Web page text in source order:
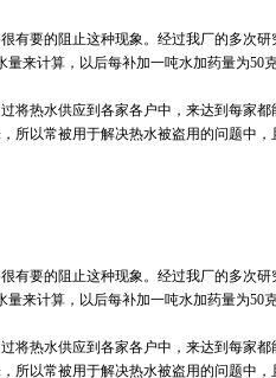
有要的阻止这种现象。经过我厂的多次
来计算，以后每补加一吨水加药量为50
将热水供应到各家各户中，来达到每家
所以常被用于解决热水被盗用的问题中，
有要的阻止这种现象。经过我厂的多次
来计算，以后每补加一吨水加药量为50
将热水供应到各家各户中，来达到每家
所以常被用于解决热水被盗用的问题中，